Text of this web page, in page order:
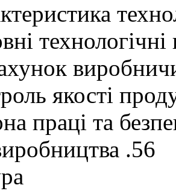
якості
праці та
.56